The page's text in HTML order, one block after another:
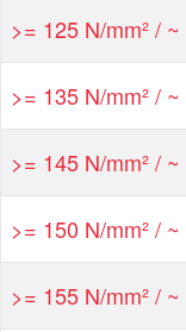
>= 125 N/mm² /
>= 135 N/mm² /
>= 145 N/mm² /
>= 150 N/mm² /
>= 155 N/mm² /